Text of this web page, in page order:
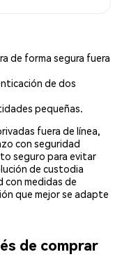
de forma segura fuera
de dos
pequeñas.
fuera de línea,
con seguridad
seguro para evitar
de custodia
con medidas de
que mejor se adapte
de comprar